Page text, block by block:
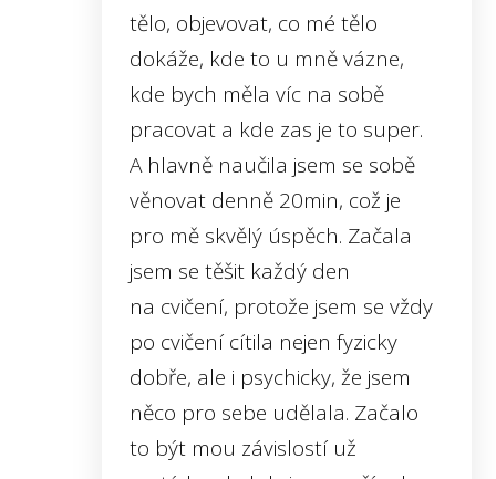
tělo, objevovat, co mé tělo
dokáže, kde to u mně vázne,
kde bych měla víc na sobě
pracovat a kde zas je to super.
A hlavně naučila jsem se sobě
věnovat denně 20min, což je
pro mě skvělý úspěch. Začala
jsem se těšit každý den
na cvičení, protože jsem se vždy
po cvičení cítila nejen fyzicky
dobře, ale i psychicky, že jsem
něco pro sebe udělala. Začalo
to být mou závislostí už